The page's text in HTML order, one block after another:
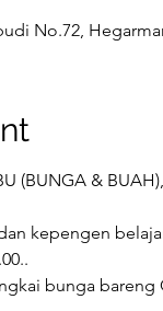
No.72,
(BUNGA &
kepengen
bunga bareng